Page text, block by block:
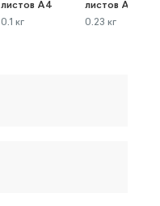
листов А4
0.1 кг
листов А4
0.23 кг